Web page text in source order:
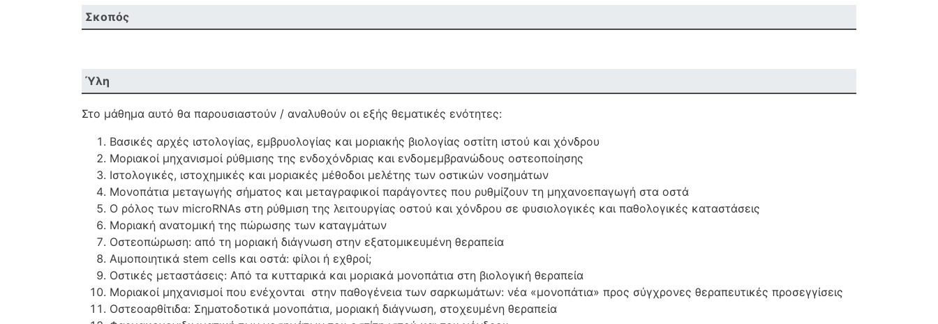
Σκοπός
Ύλη
Στο μάθημα αυτό θα παρουσιαστούν / αναλυθούν οι εξής θεματικές ενότητες:
Βασικές αρχές ιστολογίας, εμβρυολογίας και μοριακής βιολογίας οστίτη ιστού και χόνδρου
Μοριακοί μηχανισμοί ρύθμισης της ενδοχόνδριας και ενδομεμβρανώδους οστεοποίησης
Ιστολογικές, ιστοχημικές και μοριακές μέθοδοι μελέτης των οστικών νοσημάτων
Μονοπάτια μεταγωγής σήματος και μεταγραφικοί παράγοντες που ρυθμίζουν τη μηχανοεπαγωγή στα οστά
Ο ρόλος των microRNAs στη ρύθμιση της λειτουργίας οστού και χόνδρου σε φυσιολογικές και παθολογικές καταστάσεις
Μοριακή ανατομική της πώρωσης των καταγμάτων
Οστεοπώρωση: από τη μοριακή διάγνωση στην εξατομικευμένη θεραπεία
Αιμοποιητικά stem cells και οστά: φίλοι ή εχθροί;
Οστικές μεταστάσεις: Από τα κυτταρικά και μοριακά μονοπάτια στη βιολογική θεραπεία
Μοριακοί μηχανισμοί που ενέχονται στην παθογένεια των σαρκωμάτων: νέα «μονοπάτια» προς σύγχρονες θεραπευτικές προσεγγίσεις
Οστεοαρθίτιδα: Σηματοδοτικά μονοπάτια, μοριακή διάγνωση, στοχευμένη θεραπεία